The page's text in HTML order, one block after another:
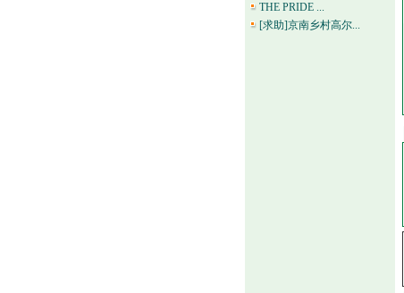
THE PRIDE ...
[求助]京南乡村高尔...